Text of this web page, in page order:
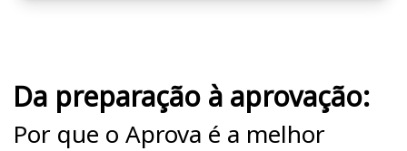
Da preparação à aprovação:
Por que o Aprova é a melhor